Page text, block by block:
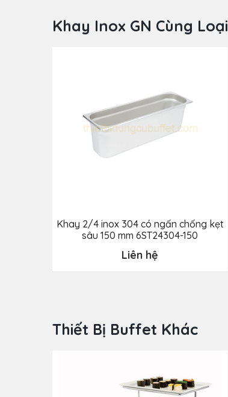
Khay Inox GN Cùng Loại
Khay 2/4 inox 304 có ngấn chống kẹt
sâu 150 mm 6ST24304-150
Liên hệ
Thiết Bị Buffet Khác